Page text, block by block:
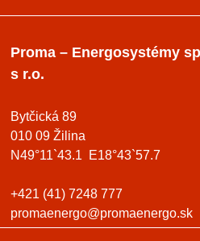
Proma – Energosystémy
s r.o.
Bytčická 89
010 09 Žilina
N49°11`43.1 E18°43`57.7
+421 (41) 7248 777
promaenergo@promaenergo.sk